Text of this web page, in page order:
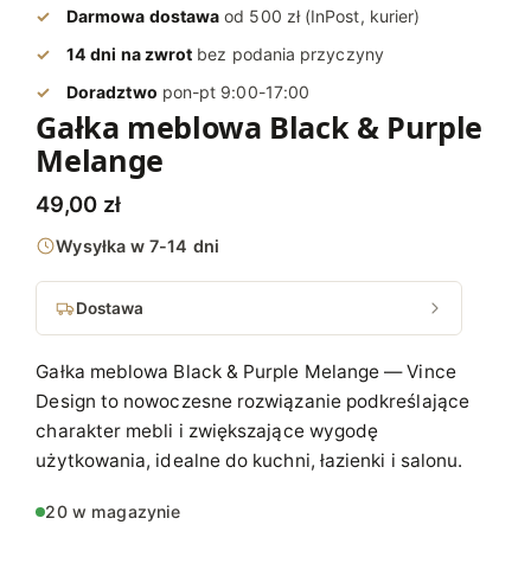
Darmowa dostawa od 500 zł (InPost, kurier)
14 dni na zwrot bez podania przyczyny
Doradztwo pon-pt 9:00-17:00
Gałka meblowa Black & Purple
Melange
49,00 zł
Wysyłka w 7-14 dni
Dostawa
Gałka meblowa Black & Purple Melange — Vince
Design to nowoczesne rozwiązanie podkreślające
charakter mebli i zwiększające wygodę
użytkowania, idealne do kuchni, łazienki i salonu.
20 w magazynie